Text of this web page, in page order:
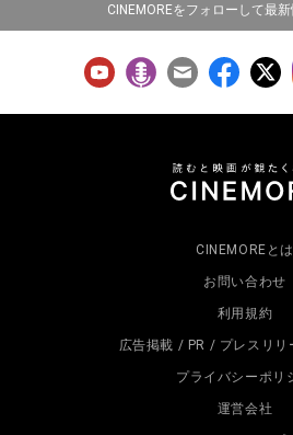
CINEMOREをフォローして最
CINEMOREとは
お問い合わせ
利用規約
広告掲載 / PR / プレスリリ
プライバシーポリ
運営会社